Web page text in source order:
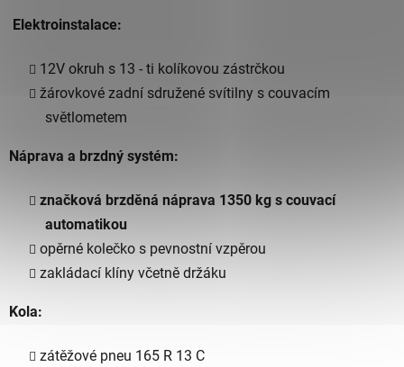
Elektroinstalace:
12V okruh s 13 - ti kolíkovou zástrčkou
žárovkové zadní sdružené svítilny s couvacím
světlometem
Náprava a brzdný systém:
značková brzděná náprava 1350 kg s couvací
automatikou
opěrné kolečko s pevnostní vzpěrou
zakládací klíny včetně držáku
Kola:
zátěžové pneu 165 R 13 C